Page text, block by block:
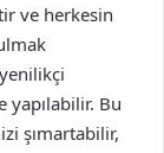
ve herkesin
yapılabilir. Bu
şımartabilir,